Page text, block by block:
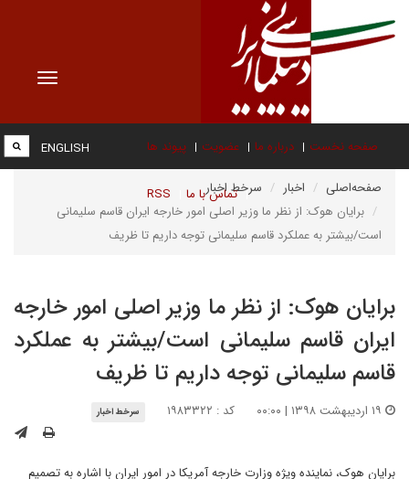
Toggle
صفحه نخست درباره ما عضویت پیوند ها
تماس با ما RSS
ENGLISH
صفحه‌اصلی اخبار
سرخط اخبار
برایان هوک: از نظر ما وزیر اصلی امور خارجه ایران قاسم سلیمانی
است/بیشتر به عملکرد قاسم سلیمانی توجه داریم تا ظریف
برایان هوک: از نظر ما وزیر اصلی امور خارجه
ایران قاسم سلیمانی است/بیشتر به عملکرد
قاسم سلیمانی توجه داریم تا ظریف
کد : ۱۹۸۳۳۲۲ سرخط اخبار
برایان هوک، نماینده ویژه وزارت خارجه آمریکا در امور ایران با اشاره به تصمیم